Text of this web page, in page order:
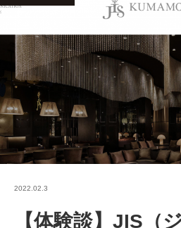
2022.02.3
【体験談】JIS（